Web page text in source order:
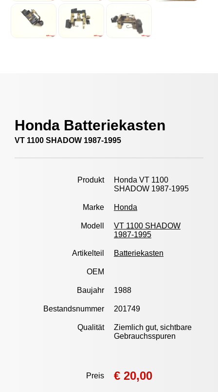
Honda Batteriekasten
VT 1100 SHADOW 1987-1995
Produkt
Honda VT 1100
SHADOW 1987-1995
Marke Honda
Modell
VT 1100 SHADOW
1987-1995
Artikelteil Batteriekasten
OEM
Baujahr 1988
Bestandsnummer 201749
Qualität
Ziemlich gut, sichtbare
Gebrauchsspuren
Preis € 20,00